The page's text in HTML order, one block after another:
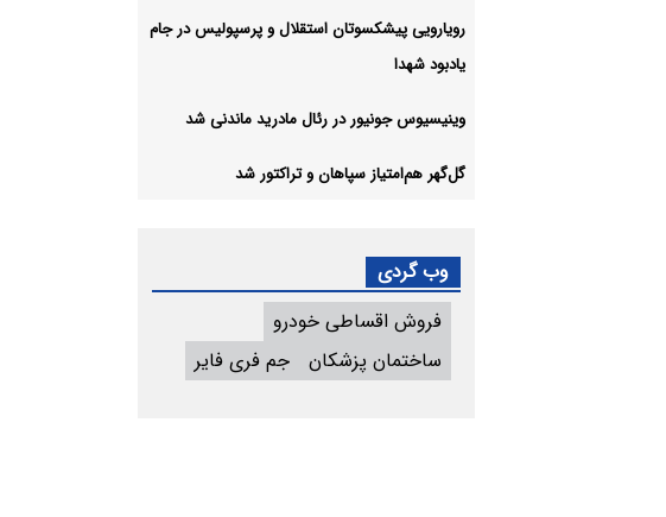
رویارویی پیشکسوتان استقلال و پرسپولیس در جام
یادبود شهدا
وینیسیوس جونیور در رئال مادرید ماندنی شد
گل‌گهر هم‌امتیاز سپاهان و تراکتور شد
وب گردی
فروش اقساطی خودرو
ساختمان پزشکان
جم فری فایر